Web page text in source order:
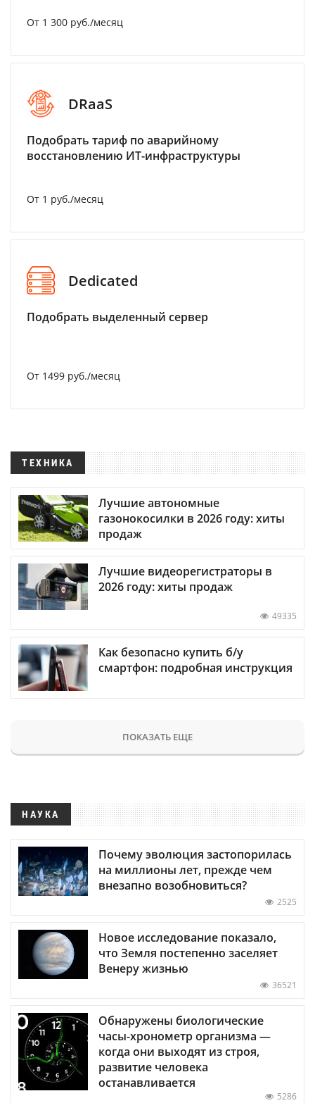
От 1 300 руб./месяц
DRaaS
Подобрать тариф по аварийному
восстановлению ИТ-инфраструктуры
От 1 руб./месяц
Dedicated
Подобрать выделенный сервер
От 1499 руб./месяц
ТЕХНИКА
Лучшие автономные
газонокосилки в 2026 году: хиты
продаж
Лучшие видеорегистраторы в
2026 году: хиты продаж
49335
Как безопасно купить б/у
смартфон: подробная инструкция
ПОКАЗАТЬ ЕЩЕ
НАУКА
Почему эволюция застопорилась
на миллионы лет, прежде чем
внезапно возобновиться?
2525
Новое исследование показало,
что Земля постепенно заселяет
Венеру жизнью
36521
Обнаружены биологические
часы-хронометр организма —
когда они выходят из строя,
развитие человека
останавливается
5286